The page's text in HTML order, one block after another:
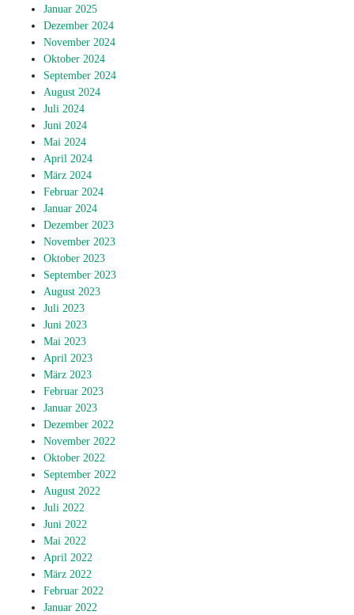
Januar 2025
Dezember 2024
November 2024
Oktober 2024
September 2024
August 2024
Juli 2024
Juni 2024
Mai 2024
April 2024
März 2024
Februar 2024
Januar 2024
Dezember 2023
November 2023
Oktober 2023
September 2023
August 2023
Juli 2023
Juni 2023
Mai 2023
April 2023
März 2023
Februar 2023
Januar 2023
Dezember 2022
November 2022
Oktober 2022
September 2022
August 2022
Juli 2022
Juni 2022
Mai 2022
April 2022
März 2022
Februar 2022
Januar 2022